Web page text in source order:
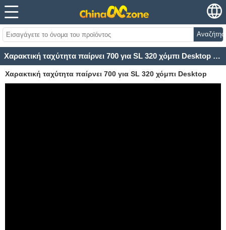
Χαρακτική ταχύτητα παίρνει 700 για SL 320 χόμπι Desktop Mini CO2 λέιζερ χαράκτη μηχάνημα
Χαρακτική ταχύτητα παίρνει 700 για SL 320 χόμπι Desktop